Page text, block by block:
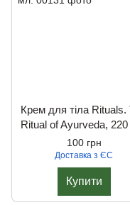
Крем для тіла Rituals.
Ritual of Ayurveda,
100 грн
Доставка з ЄС
Купити